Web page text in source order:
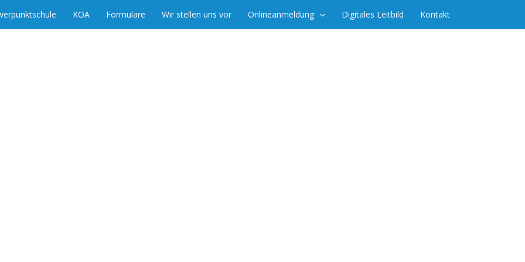
KOA Formulare Wir stellen uns vor Onlineanmeldung Digitales Leitbild Kontakt